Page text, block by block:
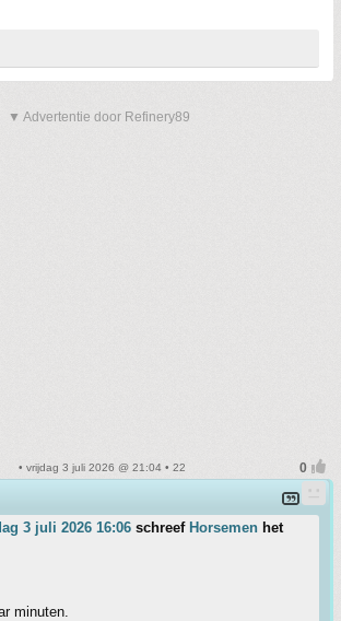
▼ Advertentie door Refinery89
• vrijdag 3 juli 2026 @ 21:04 • 22
3 juli 2026 16:06 schreef Horsemen het
minuten.